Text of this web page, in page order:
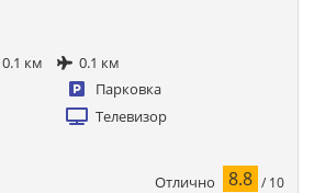
0.1 км
0.1 км
Парковка
Телевизор
Отлично 8.8 / 10